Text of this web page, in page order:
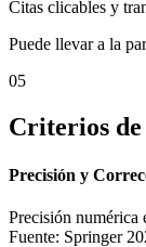
Citas clicables y
Puede llevar a la
05
Criterios
Precisión y
Precisión numérica
Fuente: Springer